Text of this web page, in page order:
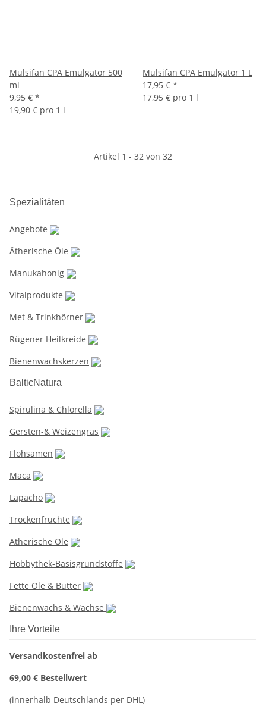
Mulsifan CPA Emulgator 500
ml
9,95 € *
19,90 € pro 1 l
Mulsifan CPA Emulgator 1 L
17,95 € *
17,95 € pro 1 l
Artikel 1 - 32 von 32
Spezialitäten
Angebote
Ätherische Öle
Manukahonig
Vitalprodukte
Met & Trinkhörner
Rügener Heilkreide
Bienenwachskerzen
BalticNatura
Spirulina & Chlorella
Gersten-& Weizengras
Flohsamen
Maca
Lapacho
Trockenfrüchte
Ätherische Öle
Hobbythek-Basisgrundstoffe
Fette Öle & Butter
Bienenwachs & Wachse
Ihre Vorteile
Versandkostenfrei ab
69,00 € Bestellwert
(innerhalb Deutschlands per DHL)